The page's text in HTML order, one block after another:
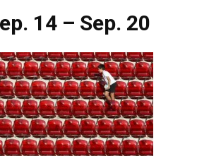
14 – Sep. 20